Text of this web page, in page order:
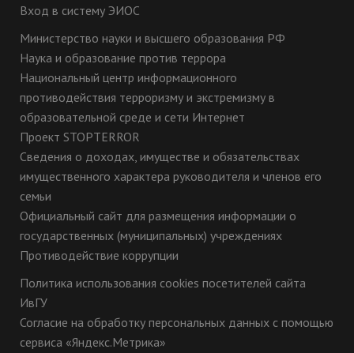
Вход в систему ЭИОС
Министерство науки и высшего образования РФ
Наука и образование против террора
Национальный центр информационного
противодействия терроризму и экстремизму в
образовательной среде и сети Интернет
Проект STOPTERROR
Сведения о доходах, имуществе и обязательствах
имущественного характера руководителя и членов его
семьи
Официальный сайт для размещения информации о
государственных (муниципальных) учреждениях
Противодействие коррупции
Политика использования cookies посетителей сайта
ИвГУ
Согласие на обработку персональных данных с помощью
сервиса «Яндекс.Метрика»